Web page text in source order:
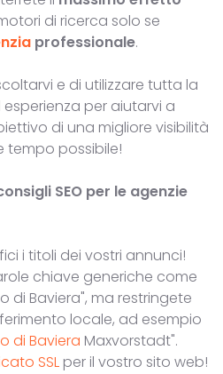
di ricerca solo se
professionale.
e di utilizzare tutta la
per aiutarvi a
di una migliore visibilità
tempo possibile!
SEO per le agenzie
i titoli dei vostri annunci!
chiave generiche come
di Baviera", ma restringete
locale, ad esempio
di Baviera Maxvorstadt".
SSL per il vostro sito web!